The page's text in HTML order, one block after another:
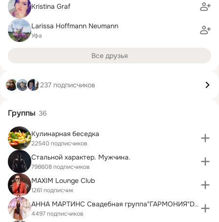
Kristina Graf
Larissa Hoffmann Neumann
Уфа
Все друзья
237 подписчиков
Группы 36
Кулинарная беседка
22540 подписчиков
Стальной характер. Мужчина.
798608 подписчиков
MAXIM Lounge Club
1261 подписчик
АННА МАРТИНС Свадебная группа"ГАРМОНИЯ"DE Германия
4497 подписчиков